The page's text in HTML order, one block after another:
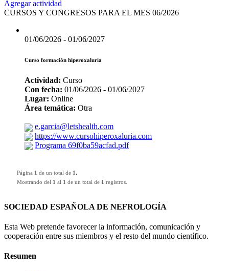
Agregar actividad
CURSOS Y CONGRESOS PARA EL MES 06/2026
01/06/2026 - 01/06/2027
Curso formación hiperoxaluria
Actividad: Curso
Con fecha: 01/06/2026 - 01/06/2027
Lugar: Online
Área temática: Otra
e.garcia@letshealth.com
https://www.cursohiperoxaluria.com
Programa 69f0ba59acfad.pdf
Página 1 de un total de 1 .
Mostrando del 1 al 1 de un total de 1 registros.
SOCIEDAD ESPAÑOLA DE NEFROLOGÍA
Esta Web pretende favorecer la información, comunicación y
cooperación entre sus miembros y el resto del mundo científico.
Resumen